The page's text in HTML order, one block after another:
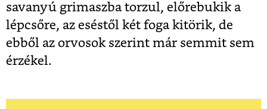
savanyú grimaszba torzul, előrebukik a
lépcsőre, az eséstől két foga kitörik, de
ebből az orvosok szerint már semmit sem
érzékel.